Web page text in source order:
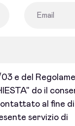
e del
do il
al fine di
servizio di